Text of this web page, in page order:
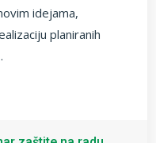
idejama,
planiranih